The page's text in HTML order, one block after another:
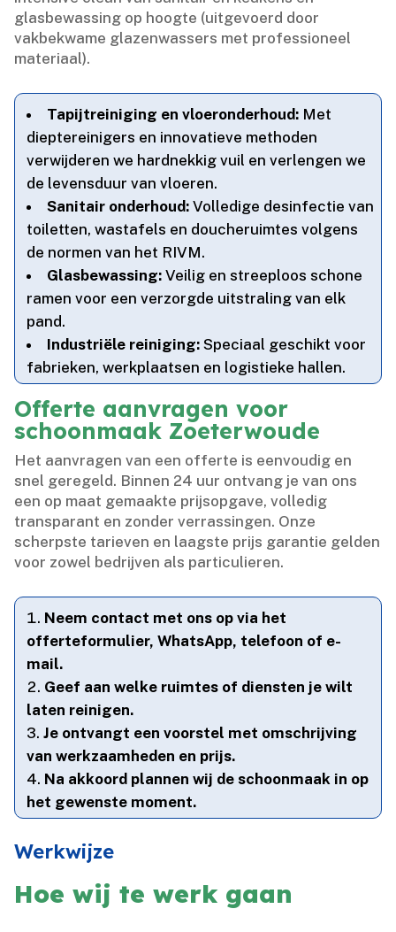
glasbewassing op hoogte (uitgevoerd door
vakbekwame glazenwassers met professioneel
materiaal).​
Tapijtreiniging en vloeronderhoud: Met
dieptereinigers en innovatieve methoden
verwijderen we hardnekkig vuil en verlengen we
de levensduur van vloeren.​
Sanitair onderhoud: Volledige desinfectie van
toiletten, wastafels en doucheruimtes volgens
de normen van het RIVM.​
Glasbewassing: Veilig en streeploos schone
ramen voor een verzorgde uitstraling van elk
pand.​
Industriële reiniging: Speciaal geschikt voor
fabrieken, werkplaatsen en logistieke hallen.​
Offerte aanvragen voor
schoonmaak Zoeterwoude
Het aanvragen van een offerte is eenvoudig en
snel geregeld.​ Binnen 24 uur ontvang je van ons
een op maat gemaakte prijsopgave, volledig
transparant en zonder verrassingen.​ Onze
scherpste tarieven en laagste prijs garantie gelden
voor zowel bedrijven als particulieren.​
Neem contact met ons op via het
offerteformulier, WhatsApp, telefoon of e-
mail.​
Geef aan welke ruimtes of diensten je wilt
laten reinigen.​
Je ontvangt een voorstel met omschrijving
van werkzaamheden en prijs.​
Na akkoord plannen wij de schoonmaak in op
het gewenste moment.​
Werkwijze
Hoe wij te werk gaan